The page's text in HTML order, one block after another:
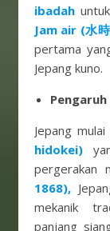
ibadah
Jam air (水
pertama
Jepang kuno.
Jepang
hidokei)
pergerakan
1868),
mekanik
panjang